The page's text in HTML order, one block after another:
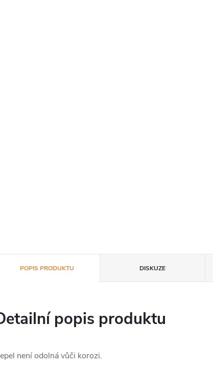
POPIS PRODUKTU DISKUZE
popis produktu
není odolná vůči korozi.